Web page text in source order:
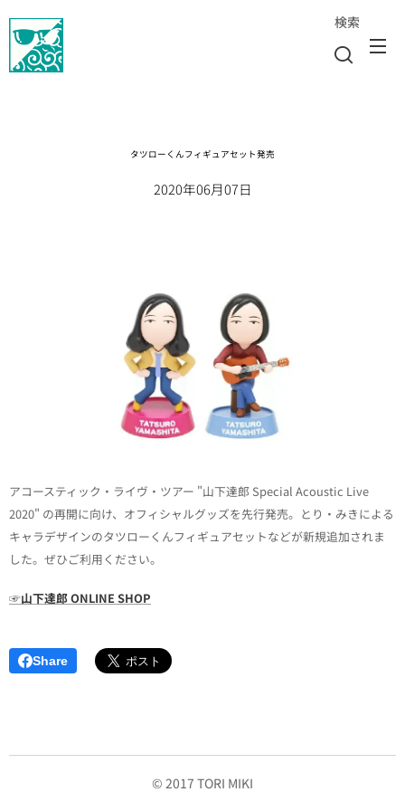
検索
タツローくんフィギュアセット発売
2020年06月07日
アコースティック・ライヴ・ツアー "山下達郎 Special Acoustic Live
2020" の再開に向け、オフィシャルグッズを先行発売。とり・みきによる
キャラデザインのタツローくんフィギュアセットなどが新規追加されま
した。ぜひご利用ください。
☞山下達郎 ONLINE SHOP
Share
© 2017 TORI MIKI